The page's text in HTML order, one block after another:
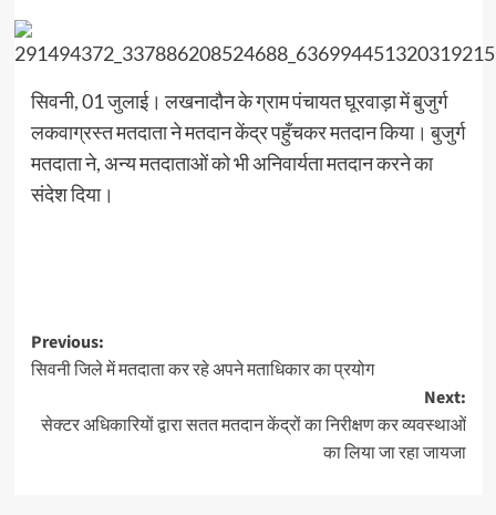
सिवनी, 01 जुलाई। लखनादौन के ग्राम पंचायत घूरवाड़ा में बुजुर्ग
लकवाग्रस्त मतदाता ने मतदान केंद्र पहुँचकर मतदान किया। बुजुर्ग
मतदाता ने, अन्य मतदाताओं को भी अनिवार्यता मतदान करने का
संदेश दिया।
Post
navigation
Previous:
सिवनी जिले में मतदाता कर रहे अपने मताधिकार का प्रयोग
Next:
सेक्टर अधिकारियों द्वारा सतत मतदान केंद्रों का निरीक्षण कर व्यवस्थाओं
का लिया जा रहा जायजा